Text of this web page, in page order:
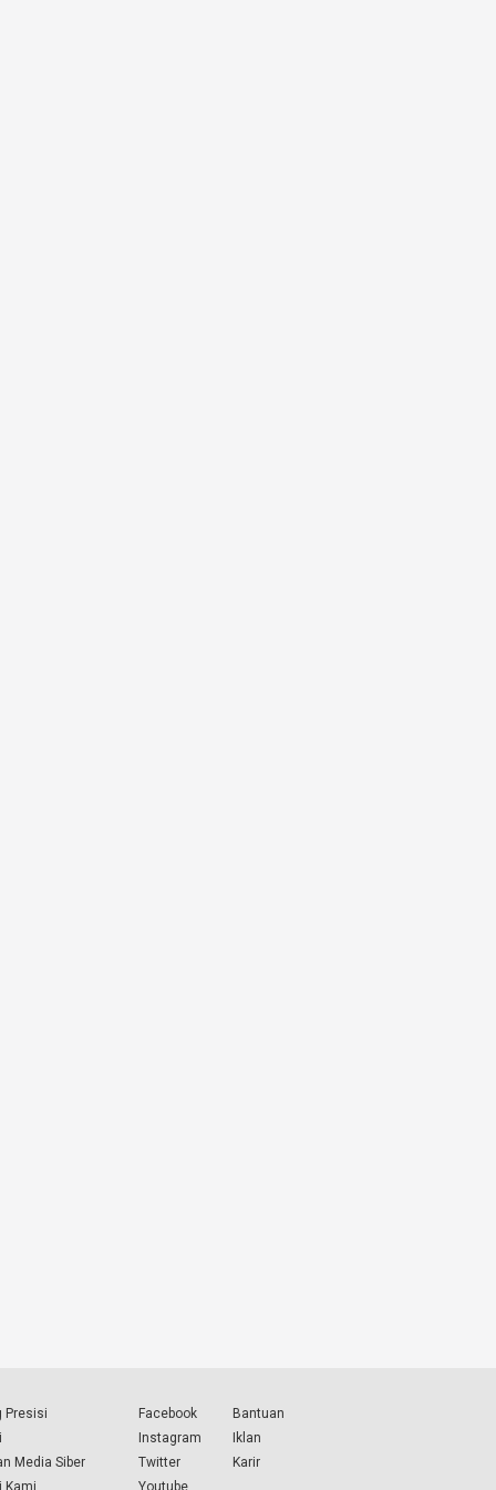
Presisi
Media Siber
Kami
Facebook
Instagram
Twitter
Youtube
Bantuan
Iklan
Karir